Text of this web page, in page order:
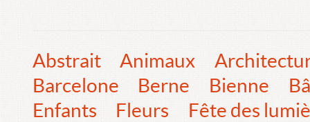
Abstrait Animaux
Barcelone
Berne Bienne
Enfants
Fleurs
Fête des